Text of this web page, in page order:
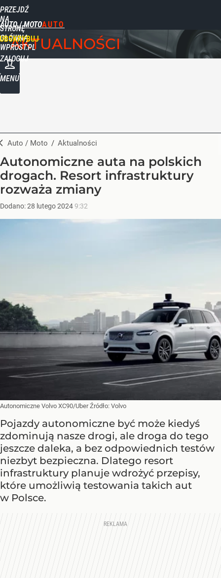
PRZEJDŹ
NA
STRONĘ
GŁÓWNĄ
WPROST.PL
AUTO / MOTO
ZALOGUJ
MENU
AKTUALNOŚCI
Auto / Moto / Aktualności
Autonomiczne auta na polskich
drogach. Resort infrastruktury
rozważa zmiany
Dodano:28 lutego20249:32
Autonomiczne Volvo XC90/UberŹródło: Volvo
Pojazdy autonomiczne być może kiedyś
zdominują nasze drogi, ale droga do tego
jeszcze daleka, a bez odpowiednich testów
niezbyt bezpieczna. Dlatego resort
infrastruktury planuje wdrożyć przepisy,
które umożliwią testowania takich aut
w Polsce.